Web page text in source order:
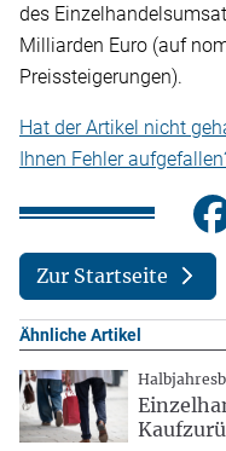
des
Milliarden Euro (auf
Preissteigerungen).
Hat der Artikel nicht
Ihnen Fehler
Zur Startseite
Ähnliche Artikel